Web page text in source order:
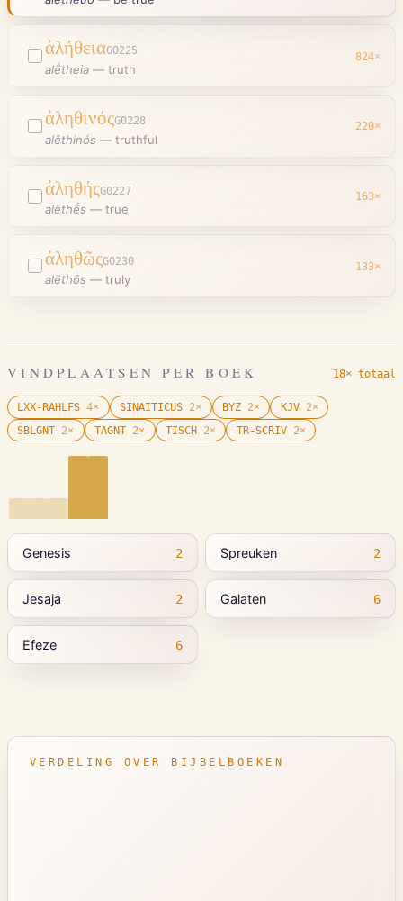
ἀλήθειαG0225
alḗtheia — truth
824×
ἀληθινόςG0228
alēthinós — truthful
220×
ἀληθήςG0227
alēthḗs — true
163×
ἀληθῶςG0230
alēthōs — truly
133×
VINDPLAATSEN PER BOEK 18× totaal
LXX-RAHLFS 4× SINAITICUS 2× BYZ 2× KJV 2×
SBLGNT 2× TAGNT 2× TISCH 2× TR-SCRIV 2×
Genesis 2 Spreuken 2
Jesaja 2 Galaten 6
Efeze 6
VERDELING OVER BIJBELBOEKEN